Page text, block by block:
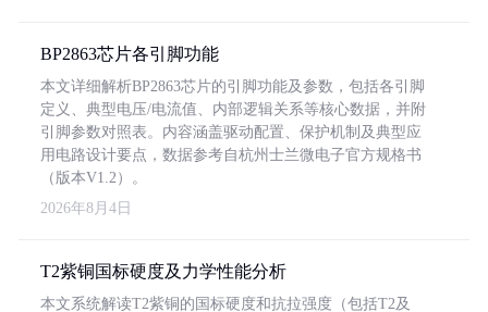
BP2863芯片各引脚功能
本文详细解析BP2863芯片的引脚功能及参数，包括各引脚
定义、典型电压/电流值、内部逻辑关系等核心数据，并附
引脚参数对照表。内容涵盖驱动配置、保护机制及典型应
用电路设计要点，数据参考自杭州士兰微电子官方规格书
（版本V1.2）。
2026年8月4日
T2紫铜国标硬度及力学性能分析
本文系统解读T2紫铜的国标硬度和抗拉强度（包括T2及